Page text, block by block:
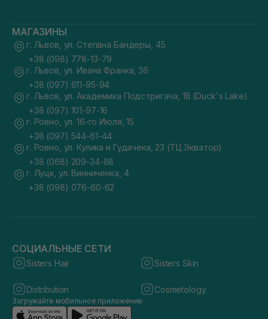
МАГАЗИНЫ
г. Львов, ул. Степана Бандеры, 45
+38 (098) 778-13-79
г. Львов, ул. Ивана Франка, 36
+38 (097) 611-95-94
г. Львов, ул. Академика Подстригача, 1В (Duck's Lake)
+38 (097) 101-97-16
г. Ровно, ул. 16-го Июля, 15
+38 (097) 544-61-44
г. Ровно, ул. Кулика и Гудачека, 23 (ТЦ Экватор)
+38 (068) 209-34-88
г. Луцк, ул. Винниченка, 4
+38 (098) 076-60-62
СОЦИАЛЬНЫЕ СЕТИ
Sisters Hair Sisters Skin
Distribution Cosmetology
Загружайте мобильное приложение